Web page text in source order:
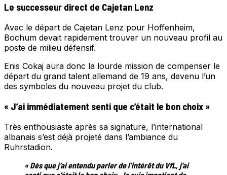
Le successeur direct de Cajetan Lenz
Avec le départ de Cajetan Lenz pour Hoffenheim,
Bochum devait rapidement trouver un nouveau profil au
poste de milieu défensif.
Enis Cokaj aura donc la lourde mission de compenser le
départ du grand talent allemand de 19 ans, devenu l’un
des symboles du nouveau projet du club.
« J’ai immédiatement senti que c’était le bon choix »
Très enthousiaste après sa signature, l’international
albanais s’est déjà projeté dans l’ambiance du
Ruhrstadion.
« Dès que j’ai entendu parler de l’intérêt du VfL, j’ai